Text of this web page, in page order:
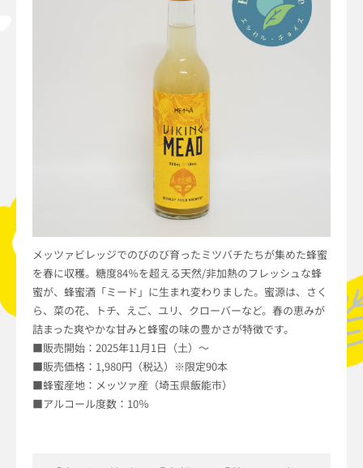
メッツァビレッジでのびのび育ったミツバチたちが集めた蜂蜜
を春に収穫。糖度84％を超える天然/非加熱のフレッシュな蜂
蜜が、蜂蜜酒「ミード」に生まれ変わりました。蜜源は、さく
ら、菜の花、トチ、えご、ユリ、クローバーなど。春の恵みが
詰まった爽やかな甘みと蜂蜜の味の豊かさが特徴です。
■販売開始：2025年11月1日（土）～
■販売価格：1,980円（税込）※限定90本
■蜂蜜産地：メッツァ産（埼玉県飯能市）
■アルコール度数：10％